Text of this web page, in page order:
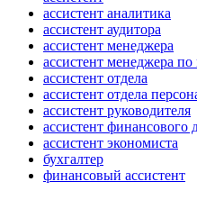
ассистент аналитика
ассистент аудитора
ассистент менеджера
ассистент менеджера по
ассистент отдела
ассистент отдела
ассистент руководителя
ассистент финансового
ассистент экономиста
бухгалтер
финансовый ассистент